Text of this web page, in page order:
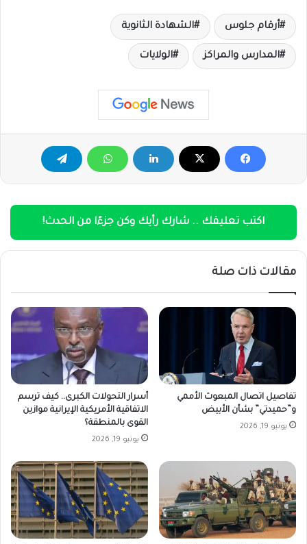
أرقام جلوس الشهادة الثانوية
المدارس والمراكز الولايات
اكتب تعليقك .. شارك رأيك وكن جزءًا من الحدث!
مقالات ذات صلة
تفاصيل اتصال المبعوث الأممي
و”حميدتي” بشأن الأبيض
يونيو 19, 2026
أسرار التحولات الكبرى.. كيف ترسم
الاتفاقية الأمريكية الإيرانية موازين
القوى بالمنطقة؟
يونيو 19, 2026